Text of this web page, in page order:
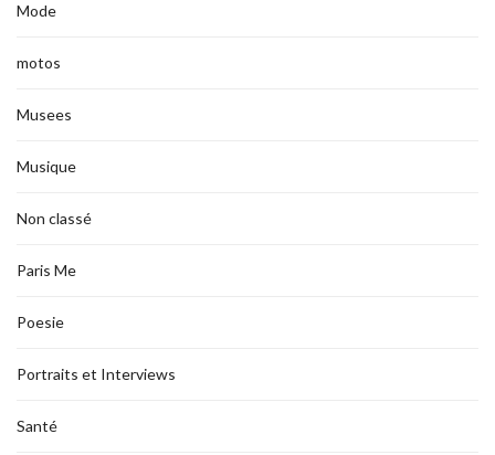
Mode
motos
Musees
Musique
Non classé
Paris Me
Poesie
Portraits et Interviews
Santé